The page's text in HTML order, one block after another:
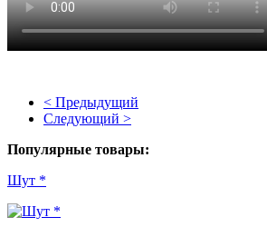
< Предыдущий
Следующий >
Популярные товары:
Шут *